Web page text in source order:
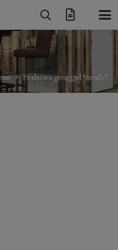
Producten getagged “trendy”